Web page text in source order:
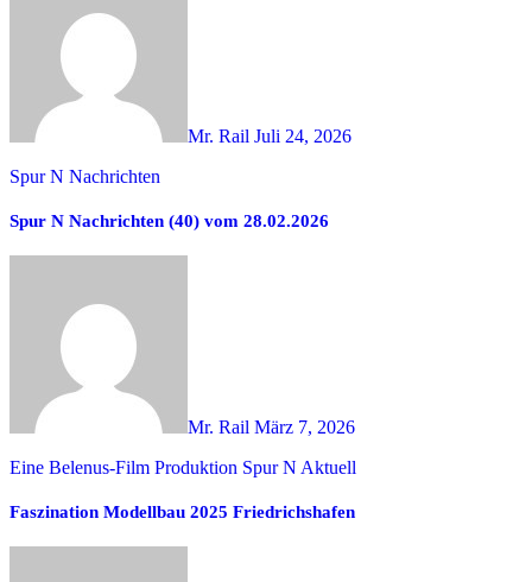
Mr. Rail Juli 24, 2026
Spur N Nachrichten
Spur N Nachrichten (40) vom 28.02.2026
Mr. Rail März 7, 2026
Eine Belenus-Film Produktion Spur N Aktuell
Faszination Modellbau 2025 Friedrichshafen